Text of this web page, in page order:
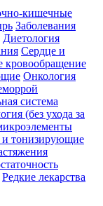
кишечные
Заболевания
Диетология
Сердце и
кровообращение
Онкология
система
(без ухода за
тонизирующие
Редкие лекарства